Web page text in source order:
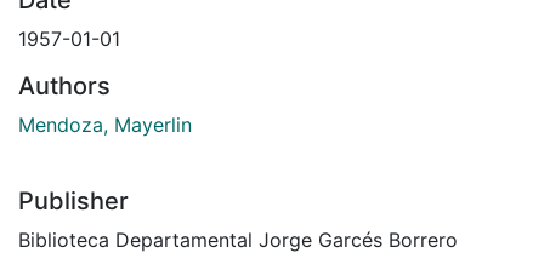
1957-01-01
Authors
Mendoza, Mayerlin
Publisher
Biblioteca Departamental Jorge Garcés Borrero